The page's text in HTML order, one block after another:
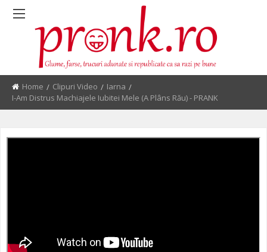
Home Clipuri Video
Iarna
Current:
I-Am Distrus Machiajele Iubitei Mele (a Plâns Rău) - PRANK